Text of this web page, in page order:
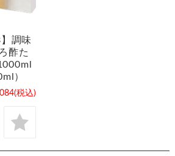
調味
酢た
）
(税込)